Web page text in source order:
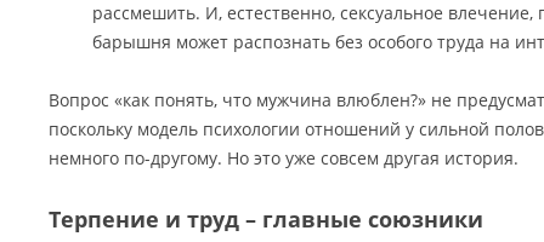
рассмешить. И, естественно, сексуальное влечение,
барышня может распознать без особого труда на
Вопрос «как понять, что мужчина влюблен?» не
поскольку модель психологии отношений у сильной
немного по-другому. Но это уже совсем другая история.
Терпение и труд – главные союзники